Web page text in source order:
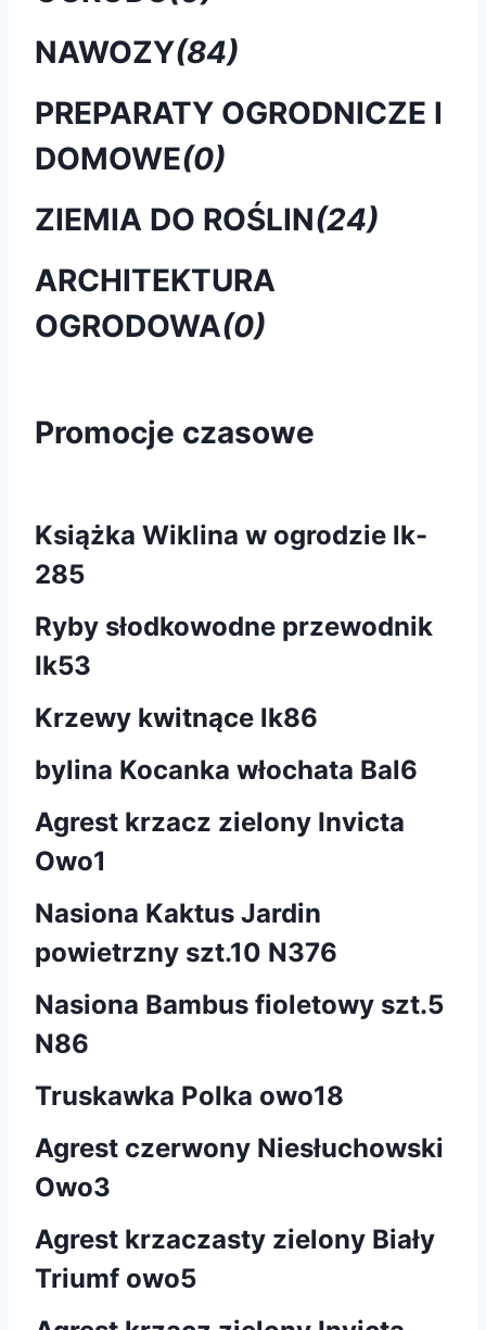
NAWOZY(84)
PREPARATY OGRODNICZE I
DOMOWE(0)
ZIEMIA DO ROŚLIN(24)
ARCHITEKTURA
OGRODOWA(0)
Promocje czasowe
Książka Wiklina w ogrodzie lk-
285
Ryby słodkowodne przewodnik
Ik53
Krzewy kwitnące lk86
bylina Kocanka włochata Bal6
Agrest krzacz zielony Invicta
Owo1
Nasiona Kaktus Jardin
powietrzny szt.10 N376
Nasiona Bambus fioletowy szt.5
N86
Truskawka Polka owo18
Agrest czerwony Niesłuchowski
Owo3
Agrest krzaczasty zielony Biały
Triumf owo5